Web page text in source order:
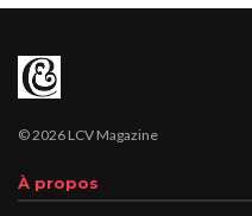
© 2026 LCV Magazine
À propos